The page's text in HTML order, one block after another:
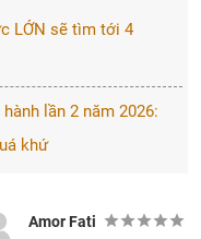
LỚN sẽ tìm tới 4
lần 2 năm 2026:
khứ
Amor Fati